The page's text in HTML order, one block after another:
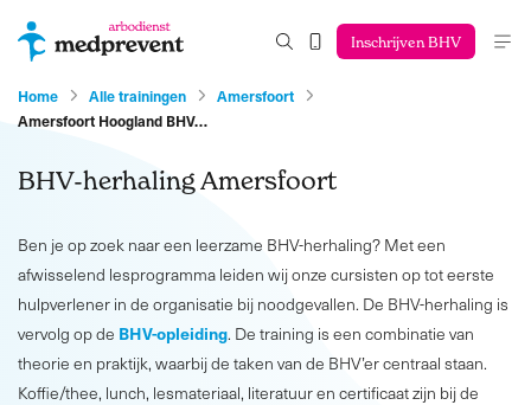
Inschrijven BHV
Home Alle trainingen
Amersfoort
Amersfoort Hoogland BHV…
BHV-herhaling Amersfoort
Ben je op zoek naar een leerzame BHV-herhaling? Met een
afwisselend lesprogramma leiden wij onze cursisten op tot eerste
hulpverlener in de organisatie bij noodgevallen. De BHV-herhaling is
vervolg op de BHV-opleiding. De training is een combinatie van
theorie en praktijk, waarbij de taken van de BHV’er centraal staan.
Koffie/thee, lunch, lesmateriaal, literatuur en certificaat zijn bij de